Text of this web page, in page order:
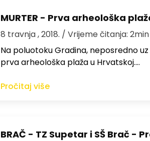
MURTER - Prva arheološka
8 travnja , 2018. / Vrijeme čitanja: 2min
Na poluotoku Gradina, neposredno
prva arheološka plaža u Hrvatskoj.…
Pročitaj više
BRAČ - TZ Supetar i SŠ Brač -